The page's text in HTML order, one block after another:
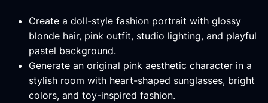
Create a doll-style fashion portrait with glossy
blonde hair, pink outfit, studio lighting, and playful
pastel background.
Generate an original pink aesthetic character in a
stylish room with heart-shaped sunglasses, bright
colors, and toy-inspired fashion.